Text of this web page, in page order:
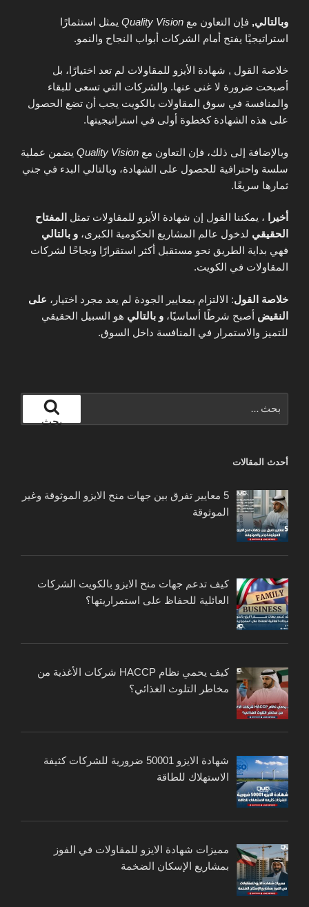
وبالتالي, فإن التعاون مع Quality Vision يمثل استثمارًا
استراتيجيًا يفتح أمام الشركات أبواب النجاح والنمو.
خلاصة القول , شهادة الأيزو للمقاولات لم تعد اختيارًا، بل
أصبحت ضرورة لا غنى عنها. والشركات التي تسعى للبقاء
والمنافسة في سوق المقاولات بالكويت يجب أن تضع الحصول
على هذه الشهادة كخطوة أولى في استراتيجيتها.
وبالإضافة إلى ذلك، فإن التعاون مع Quality Vision يضمن عملية
سلسة واحترافية للحصول على الشهادة، وبالتالي البدء في جني
ثمارها سريعًا.
أخيرا ، يمكننا القول إن شهادة الأيزو للمقاولات تمثل المفتاح
الحقيقي لدخول عالم المشاريع الحكومية الكبرى، و بالتالي
فهي بداية الطريق نحو مستقبل أكثر استقرارًا ونجاحًا لشركات
المقاولات في الكويت.
خلاصة القول: الالتزام بمعايير الجودة لم يعد مجرد اختيار، على
النقيض أصبح شرطًا أساسيًا، و بالتالي هو السبيل الحقيقي
للتميز والاستمرار في المنافسة داخل السوق.
عن:
بحث
أحدث المقالات
5 معايير تفرق بين جهات منح الايزو الموثوقة وغير
الموثوقة
كيف تدعم جهات منح الايزو بالكويت الشركات
العائلية للحفاظ على استمراريتها؟
كيف يحمي نظام HACCP شركات الأغذية من
مخاطر التلوث الغذائي؟
شهادة الايزو 50001 ضرورية للشركات كثيفة
الاستهلاك للطاقة
مميزات شهادة الايزو للمقاولات في الفوز
بمشاريع الإسكان الضخمة